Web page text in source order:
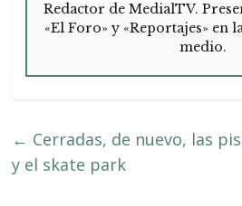
Redactor de MedialTV.
«El Foro» y «Reportajes» en
medio.
← Cerradas, de nuevo, las
y el skate park